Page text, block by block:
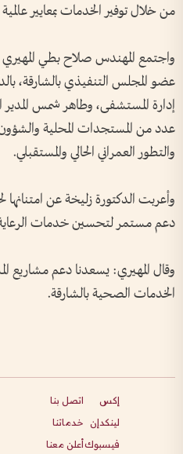
من خلال توفير الخدمات بمعايير
واجتمع المهندس صلاح بطي
عضو المجلس التنفيذي بالشارقة،
إدارة المستشفى، وطاهر شمس
عدد من المستجدات المحلية والشؤون
والتطور العمراني الحالي والمستقبلي.
وأعربت الدكتورة زليخة عن
دعم مستمر لتحسين خدمات
وقال المهيري: يسعدنا دعم مشاريع
الخدمات الصحية بالشارقة.
إكس
لينكدإن
فيسبوك
اتصل بنا
خدماتنا
أعلن معنا